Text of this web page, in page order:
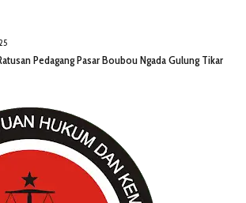
Pedagang Pasar Boubou Ngada Gulung Tikar